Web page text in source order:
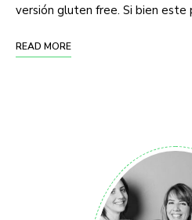
versión gluten free. Si bien este
READ MORE